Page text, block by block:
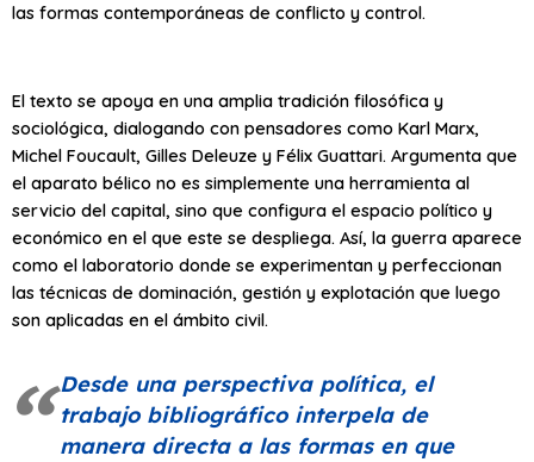
las formas contemporáneas de conflicto y control.
El texto se apoya en una amplia tradición filosófica y
sociológica, dialogando con pensadores como Karl Marx,
Michel Foucault, Gilles Deleuze y Félix Guattari. Argumenta que
el aparato bélico no es simplemente una herramienta al
servicio del capital, sino que configura el espacio político y
económico en el que este se despliega. Así, la guerra aparece
como el laboratorio donde se experimentan y perfeccionan
las técnicas de dominación, gestión y explotación que luego
son aplicadas en el ámbito civil.
Desde una perspectiva política, el
trabajo bibliográfico interpela de
manera directa a las formas en que